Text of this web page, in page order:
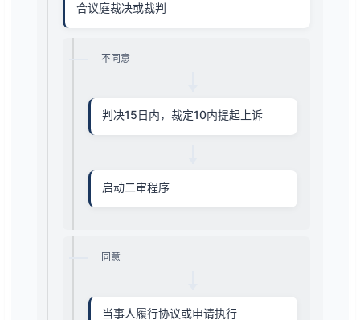
合议庭裁决或裁判
不同意
判决15日内，裁定10内提起上诉
启动二审程序
同意
当事人履行协议或申请执行